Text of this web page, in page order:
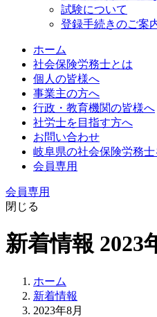
試験について
登録手続きのご案
ホーム
社会保険労務士とは
個人の皆様へ
事業主の方へ
行政・教育機関の皆様へ
社労士を目指す方へ
お問い合わせ
岐阜県の社会保険労務士
会員専用
会員専用
閉じる
新着情報 2023
ホーム
新着情報
2023年8月